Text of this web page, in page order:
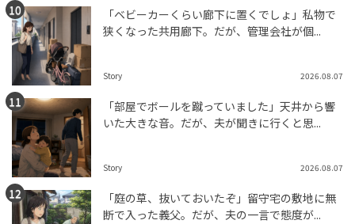
「ベビーカーくらい廊下に置くでしょ」私物で
狭くなった共用廊下。だが、管理会社が個...
Story 2026.08.07
「部屋でボールを蹴っていました」天井から響
いた大きな音。だが、夫が聞きに行くと思...
Story 2026.08.07
「庭の草、抜いておいたぞ」留守宅の敷地に無
断で入った義父。だが、夫の一言で態度が...